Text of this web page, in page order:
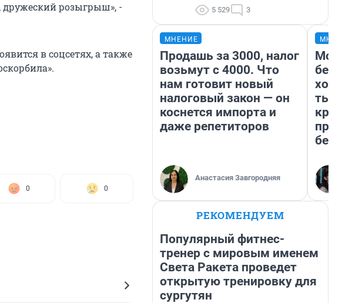
дружеский розыгрыш», -
в соцсетях, а также
0 0
5 529 3
МНЕНИЕ
Продашь за 3000, налог
возьмут с 4000. Что
нам готовит новый
налоговый закон — он
коснется импорта и
даже репетиторов
Анастасия Завгородняя
Мой
РЕКОМЕНДУЕМ
Популярный фитнес-
тренер с мировым именем
Света Ракета проведет
открытую тренировку для
сургутян